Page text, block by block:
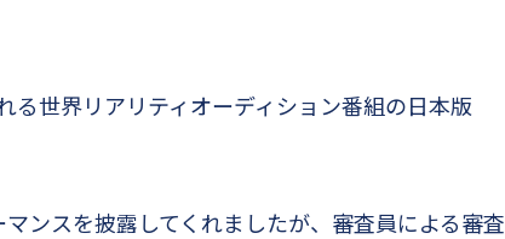
る世界リアリティオーディション番組の日本版
ンスを披露してくれましたが、審査員による審査